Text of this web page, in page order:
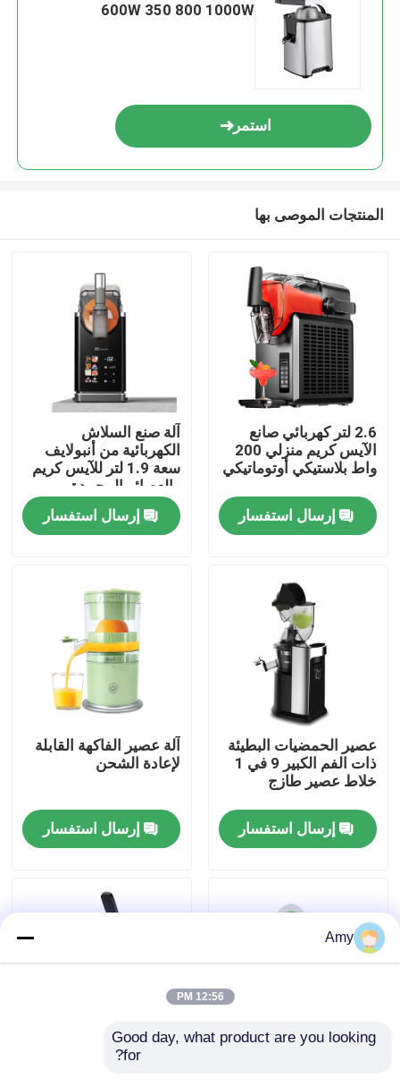
المنتجات
فيديوهات
حولنا
جولة في المصنع
مراقبة الجودة
أخبار
600W 350 800 1000W
استمر
المنتجات الموصى بها
2.6 لتر كهربائي صانع
الآيس كريم منزلي 200
واط بلاستيكي أوتوماتيكي
إرسال استفسار
آلة صنع السلاش
الكهربائية من أنبولايف
سعة 1.9 لتر للآيس كريم
والعصائر المجمدة
إرسال استفسار
عصير الحمضيات البطيئة
ذات الفم الكبير 9 في 1
خلاط عصير طازج
إرسال استفسار
آلة عصير الفاكهة القابلة
لإعادة الشحن
إرسال استفسار
Amy
12:56 PM
Good day, what product are you looking
for?